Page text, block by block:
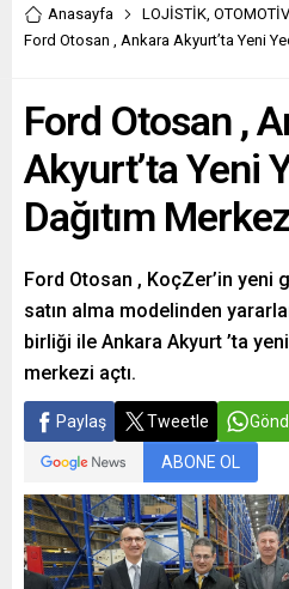
Anasayfa LOJİSTİK OTOMOTİV
Ford Otosan , Ankara Akyurt’ta Yeni
Ford Otosan ,
Akyurt’ta Yeni
Dağıtım
Ford Otosan , KoçZer’in yeni
satın alma modelinden
birliği ile Ankara Akyurt ’ta
merkezi açtı.
Paylaş Tweetle
ABONE OL